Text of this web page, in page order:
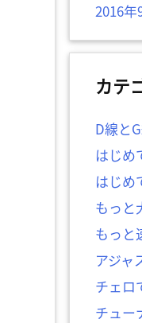
2016年
カテ
D線と
はじめ
はじめ
もっと
もっと
アジャ
チェロ
チュー